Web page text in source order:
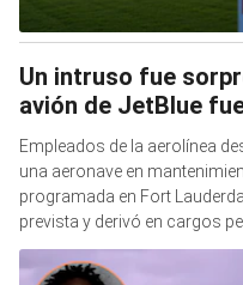
Un intruso fue
avión de JetBlue
Empleados de la aerolínea
una aeronave en
programada en Fort
prevista y derivó en cargos